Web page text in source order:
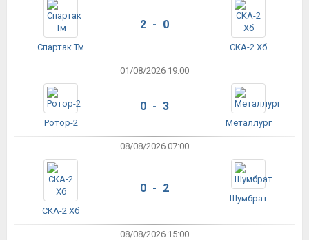
Спартак Тм
2 - 0
СКА-2 Хб
01/08/2026 19:00
Ротор-2
0 - 3
Металлург
08/08/2026 07:00
СКА-2 Хб
0 - 2
Шумбрат
08/08/2026 15:00